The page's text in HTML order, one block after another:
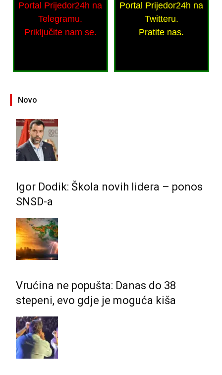
Portal Prijedor24h na
Telegramu.
Priključite nam se.
Portal Prijedor24h na
Twitteru.
Pratite nas.
Novo
Igor Dodik: Škola novih lidera – ponos
SNSD-a
Vrućina ne popušta: Danas do 38
stepeni, evo gdje je moguća kiša